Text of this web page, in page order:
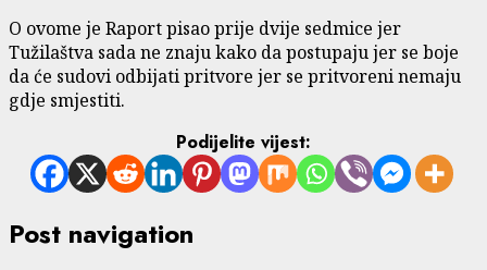
O ovome je Raport pisao prije dvije sedmice jer
Tužilaštva sada ne znaju kako da postupaju jer se boje
da će sudovi odbijati pritvore jer se pritvoreni nemaju
gdje smjestiti.
Podijelite vijest:
Post navigation